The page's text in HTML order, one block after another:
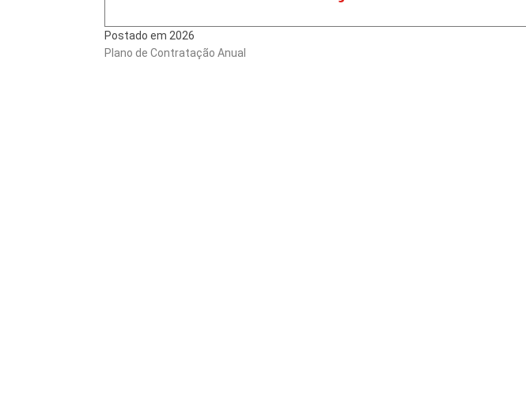
Postado em 2026
Plano de Contratação Anual